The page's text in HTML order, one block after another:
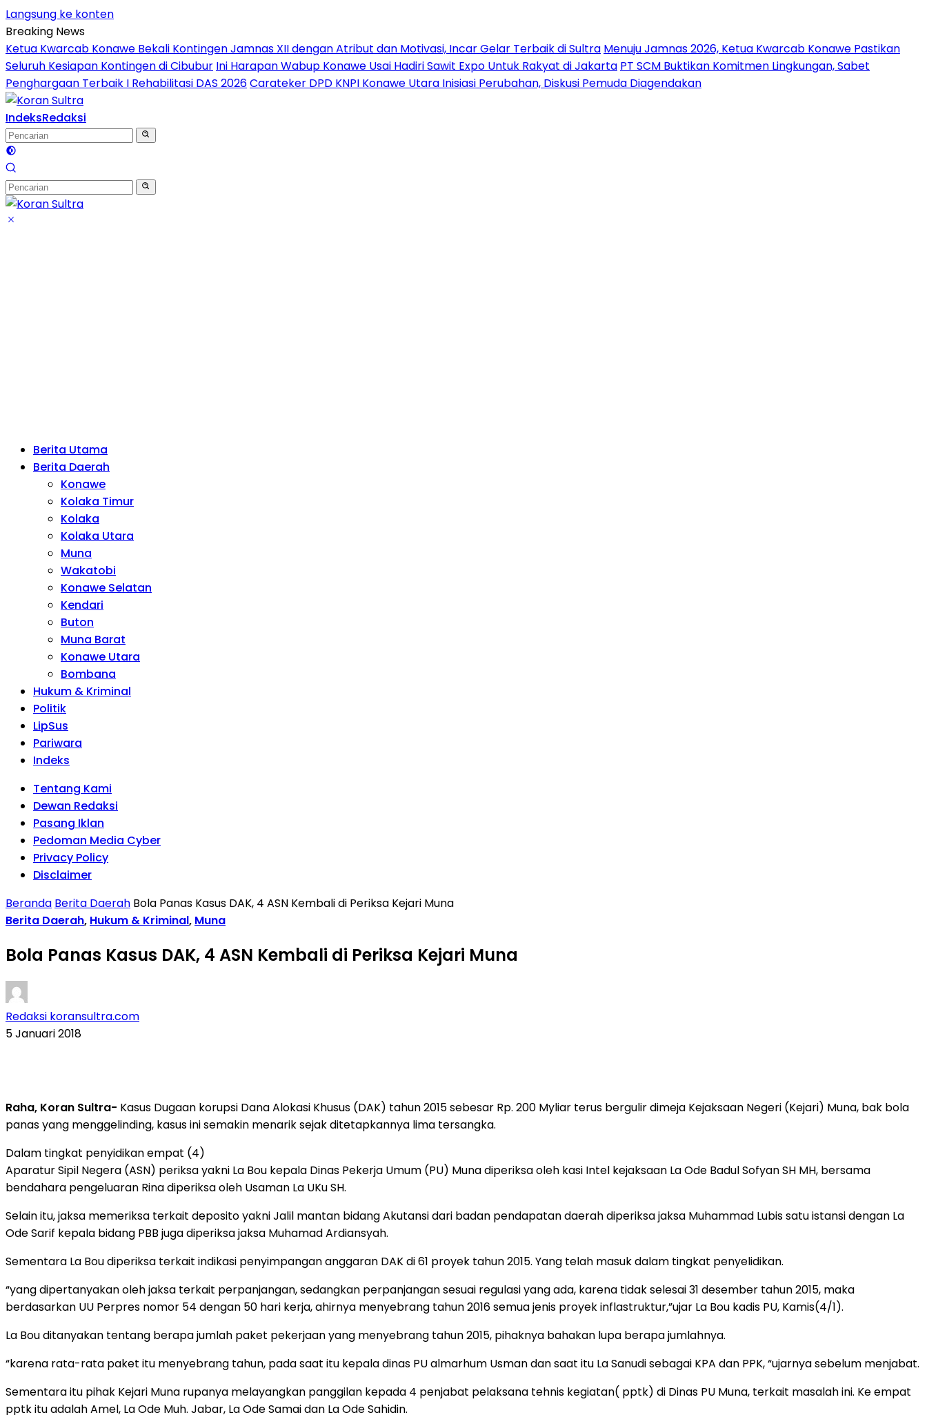
Langsung ke konten
Breaking News
Ketua Kwarcab Konawe Bekali Kontingen Jamnas XII dengan Atribut dan Motivasi, Incar Gelar Terbaik di Sultra Menuju Jamnas 2026, Ketua Kwarcab Konawe Pastikan
Seluruh Kesiapan Kontingen di Cibubur Ini Harapan Wabup Konawe Usai Hadiri Sawit Expo Untuk Rakyat di Jakarta PT SCM Buktikan Komitmen Lingkungan, Sabet
Penghargaan Terbaik I Rehabilitasi DAS 2026Carateker DPD KNPI Konawe Utara Inisiasi Perubahan, Diskusi Pemuda Diagendakan
IndeksRedaksi
Berita Utama
Berita Daerah
Konawe
Kolaka Timur
Kolaka
Kolaka Utara
Muna
Wakatobi
Konawe Selatan
Kendari
Buton
Muna Barat
Konawe Utara
Bombana
Hukum & Kriminal
Politik
LipSus
Pariwara
Indeks
Tentang Kami
Dewan Redaksi
Pasang Iklan
Pedoman Media Cyber
Privacy Policy
Disclaimer
Beranda Berita Daerah Bola Panas Kasus DAK, 4 ASN Kembali di Periksa Kejari Muna
Berita Daerah, Hukum & Kriminal, Muna
Bola Panas Kasus DAK, 4 ASN Kembali di Periksa Kejari Muna
Redaksi koransultra.com
5 Januari 2018
Raha, Koran Sultra- Kasus Dugaan korupsi Dana Alokasi Khusus (DAK) tahun 2015 sebesar Rp. 200 Myliar terus bergulir dimeja Kejaksaan Negeri (Kejari) Muna, bak bola
panas yang menggelinding, kasus ini semakin menarik sejak ditetapkannya lima tersangka.
Dalam tingkat penyidikan empat (4)
Aparatur Sipil Negera (ASN) periksa yakni La Bou kepala Dinas Pekerja Umum (PU) Muna diperiksa oleh kasi Intel kejaksaan La Ode Badul Sofyan SH MH, bersama
bendahara pengeluaran Rina diperiksa oleh Usaman La UKu SH.
Selain itu, jaksa memeriksa terkait deposito yakni Jalil mantan bidang Akutansi dari badan pendapatan daerah diperiksa jaksa Muhammad Lubis satu istansi dengan La
Ode Sarif kepala bidang PBB juga diperiksa jaksa Muhamad Ardiansyah.
Sementara La Bou diperiksa terkait indikasi penyimpangan anggaran DAK di 61 proyek tahun 2015. Yang telah masuk dalam tingkat penyelidikan.
“yang dipertanyakan oleh jaksa terkait perpanjangan, sedangkan perpanjangan sesuai regulasi yang ada, karena tidak selesai 31 desember tahun 2015, maka
berdasarkan UU Perpres nomor 54 dengan 50 hari kerja, ahirnya menyebrang tahun 2016 semua jenis proyek inflastruktur,”ujar La Bou kadis PU, Kamis(4/1).
La Bou ditanyakan tentang berapa jumlah paket pekerjaan yang menyebrang tahun 2015, pihaknya bahakan lupa berapa jumlahnya.
“karena rata-rata paket itu menyebrang tahun, pada saat itu kepala dinas PU almarhum Usman dan saat itu La Sanudi sebagai KPA dan PPK, “ujarnya sebelum menjabat.
Sementara itu pihak Kejari Muna rupanya melayangkan panggilan kepada 4 penjabat pelaksana tehnis kegiatan( pptk) di Dinas PU Muna, terkait masalah ini. Ke empat
pptk itu adalah Amel, La Ode Muh. Jabar, La Ode Samai dan La Ode Sahidin.